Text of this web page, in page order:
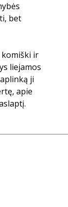
bet
komiški ir
liejamos
ji
apie